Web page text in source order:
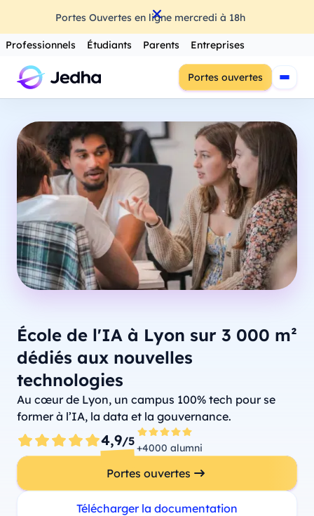
Portes Ouvertes en ligne mercredi à 18h
Professionnels Étudiants Parents Entreprises
Portes ouvertes
École de l'IA à Lyon sur 3 000 m²
dédiés aux nouvelles
technologies
Au cœur de Lyon, un campus 100% tech pour se
former à l’IA, la data et la gouvernance.
4,9/5+4000 alumni
Portes ouvertes
Télécharger la documentation